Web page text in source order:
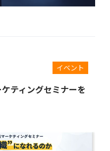
イベント
ティングセミナーを